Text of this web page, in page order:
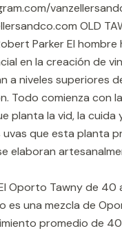
OLD
Parker El hombre
en la creación de
a niveles superiores
Todo comienza con
planta la vid, la cuida
que esta planta
elaboran
Oporto Tawny de 40
es una mezcla de
promedio de